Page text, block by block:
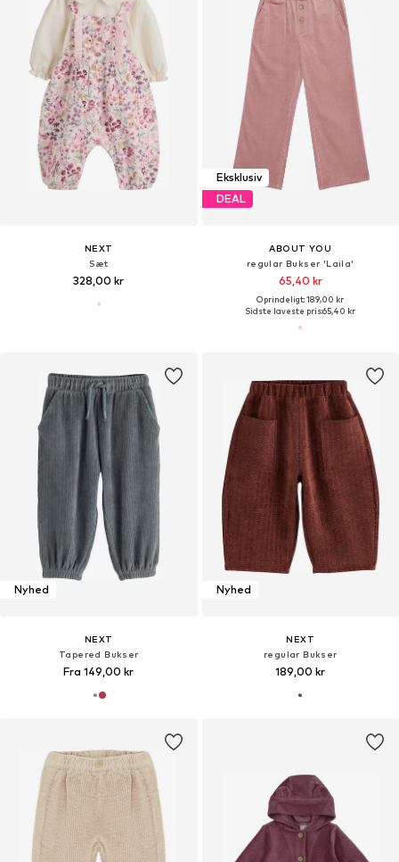
NEXT
Sæt
328,00 kr
Eksklusiv
DEAL
ABOUT YOU
regular Bukser 'Laila'
65,40 kr
Oprindeligt: 189,00 kr
Sidste laveste pris:65,40 kr
Nyhed
NEXT
Tapered Bukser
Fra 149,00 kr
Nyhed
NEXT
regular Bukser
189,00 kr